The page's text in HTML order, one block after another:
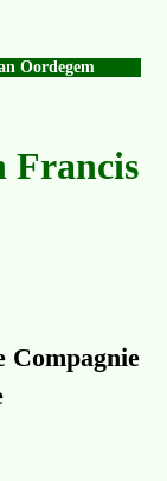
Oordegem
Francis
Compagnie